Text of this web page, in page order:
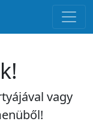
vagy